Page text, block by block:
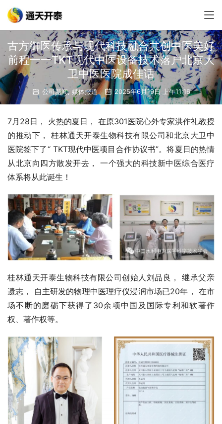
古方御医传承与现代科技融合共创中医美好
前程一一TKT现代中医设备技术落户北京大
卫中医医院成佳话
公司新闻, 媒体报道 2025年6月19日 上午11:16
7月28日， 火热的夏日， 在原301医院心外专家洪作礼教授
的推动下， 桂林通天开泰生物科技有限公司和北京大卫中
医院签下了“ TKT现代中医项目合作协议书”。将夏日的热情
从北京向四方散发开去， 一个强大的科技新中医综合医疗
体系将从此诞生！
桂林通天开泰生物科技有限公司创始人刘品良， 继承父亲
遗志， 自主研发的物理中医理疗仪浸润市场已20年， 在市
场不断的磨砺下获得了30余项中国及国际专利和软著作
权、著作权等。